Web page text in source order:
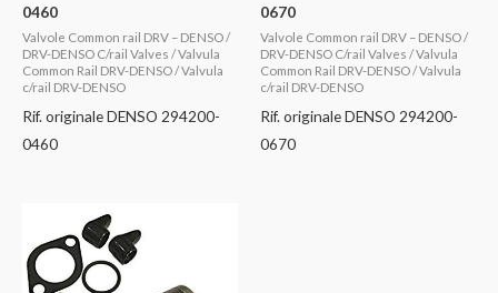
0460
Valvole Common rail DRV – DENSO /
DRV-DENSO C/rail Valves / Valvula
Common Rail DRV-DENSO / Valvula
c/rail DRV-DENSO
Rif. originale DENSO 294200-
0460
0670
Valvole Common rail DRV – DENSO /
DRV-DENSO C/rail Valves / Valvula
Common Rail DRV-DENSO / Valvula
c/rail DRV-DENSO
Rif. originale DENSO 294200-
0670